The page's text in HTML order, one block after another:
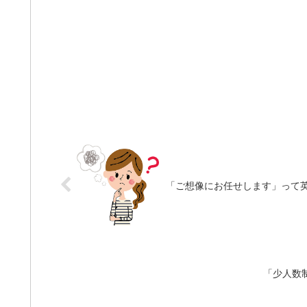
「ご想像にお任せします」って
「少人